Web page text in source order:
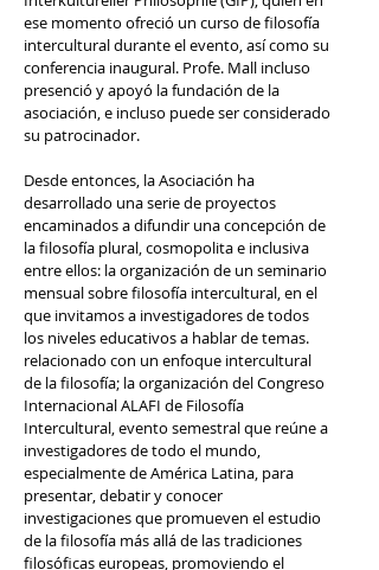
ese momento ofreció un curso de filosofía
intercultural durante el evento, así como su
conferencia inaugural. Profe. Mall incluso
presenció y apoyó la fundación de la
asociación, e incluso puede ser considerado
su patrocinador.
Desde entonces, la Asociación ha
desarrollado una serie de proyectos
encaminados a difundir una concepción de
la filosofía plural, cosmopolita e inclusiva
entre ellos: la organización de un seminario
mensual sobre filosofía intercultural, en el
que invitamos a investigadores de todos
los niveles educativos a hablar de temas.
relacionado con un enfoque intercultural
de la filosofía; la organización del Congreso
Internacional ALAFI de Filosofía
Intercultural, evento semestral que reúne a
investigadores de todo el mundo,
especialmente de América Latina, para
presentar, debatir y conocer
investigaciones que promueven el estudio
de la filosofía más allá de las tradiciones
filosóficas europeas, promoviendo el